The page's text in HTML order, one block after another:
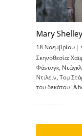
Mary Shelley
18 Νοεμβρίου |
Σκηνοθεσία:
Φάνινγκ,
Ντιλέιν, Τομ
του δεκάτου